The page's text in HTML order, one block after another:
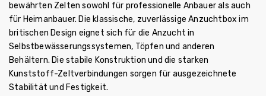
bewährten Zelten sowohl für professionelle Anbauer als auch
für Heimanbauer. Die klassische, zuverlässige Anzuchtbox im
britischen Design eignet sich für die Anzucht in
Selbstbewässerungssystemen, Töpfen und anderen
Behältern. Die stabile Konstruktion und die starken
Kunststoff-Zeltverbindungen sorgen für ausgezeichnete
Stabilität und Festigkeit.